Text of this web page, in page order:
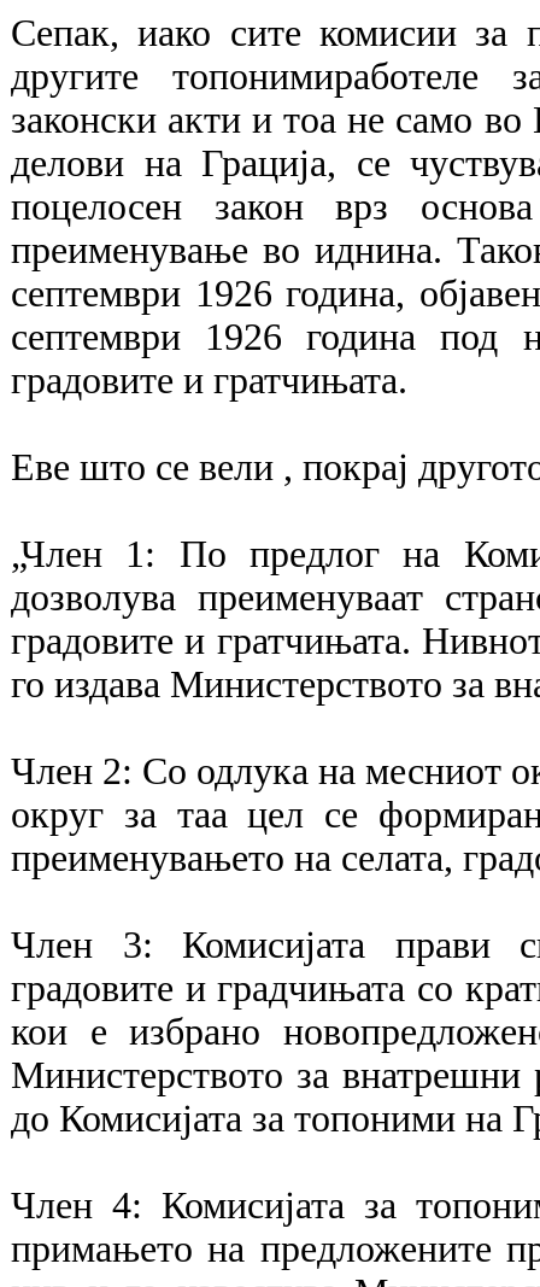
Сепак, иако сите комисии за
другите топонимиработеле
законски акти и тоа не само
делови на Грација, се
поцелосен закон врз
преименување во иднина.
септември 1926 година,
септември 1926 година под
градовите и гратчињата.
Еве што се вели , покрај
„Член 1: По предлог на
дозволува преименуваат
градовите и гратчињата.
го издава Министерството за
Член 2: Со одлука на месниот
округ за таа цел се
преименувањето на селата,
Член 3: Комисијата прави
градовите и градчињата со
кои е избрано
Министерството за внатрешни
до Комисијата за топоними на
Член 4: Комисијата за
примањето на предложените